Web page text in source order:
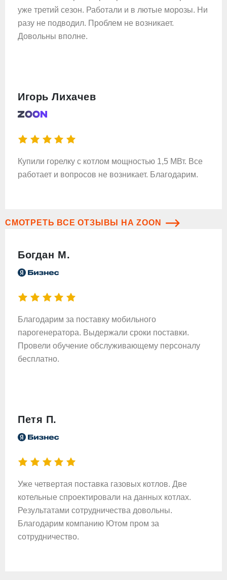
уже третий сезон. Работали и в лютые морозы. Ни
разу не подводил. Проблем не возникает.
Довольны вполне.
Игорь Лихачев
Купили горелку с котлом мощностью 1,5 МВт. Все
работает и вопросов не возникает. Благодарим.
СМОТРЕТЬ ВСЕ ОТЗЫВЫ НА ZOON
Богдан М.
Благодарим за поставку мобильного
парогенератора. Выдержали сроки поставки.
Провели обучение обслуживающему персоналу
бесплатно.
Петя П.
Уже четвертая поставка газовых котлов. Две
котельные спроектировали на данных котлах.
Результатами сотрудничества довольны.
Благодарим компанию Ютом пром за
сотрудничество.